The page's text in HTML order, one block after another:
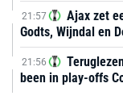
21:57
Ajax zet
Godts, Wijndal en
21:56
been in play-offs